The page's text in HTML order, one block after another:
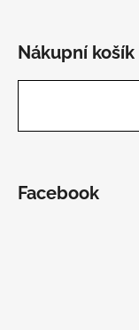
Nákupní košík
Facebook